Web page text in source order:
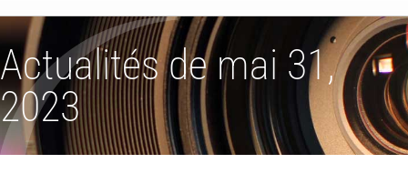
Actualités de mai 31,
2023